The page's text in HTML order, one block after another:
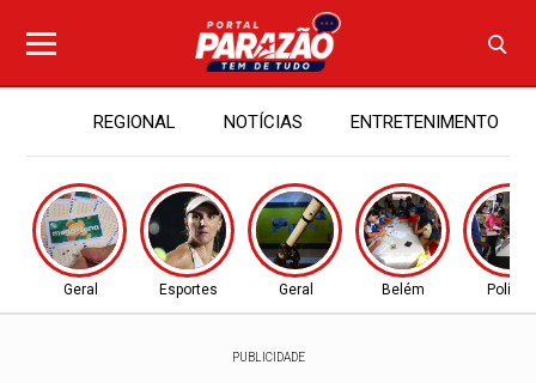
REGIONAL NOTÍCIAS ENTRETENIMENTO
Geral Esportes Geral Belém Política
PUBLICIDADE